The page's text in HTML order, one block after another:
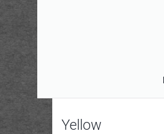
Yellow